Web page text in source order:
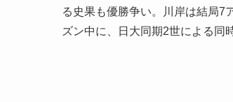
る史果も優勝争い。川岸は結局7
ズン中に、日大同期2世による同